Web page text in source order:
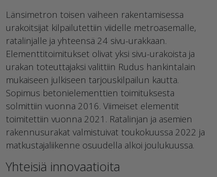
Länsimetron toisen vaiheen rakentamisessa
urakoitsijat kilpailutettiin viidelle metroasemalle,
ratalinjalle ja yhteensä 24 sivu-urakkaan.
Elementtitoimitukset olivat yksi sivu-urakoista ja
urakan toteuttajaksi valittiin Rudus hankintalain
mukaiseen julkiseen tarjouskilpailun kautta.
Sopimus betonielementtien toimituksesta
solmittiin vuonna 2016. Viimeiset elementit
toimitettiin vuonna 2021. Ratalinjan ja asemien
rakennusurakat valmistuivat toukokuussa 2022 ja
matkustajaliikenne osuudella alkoi joulukuussa.
Yhteisiä innovaatioita